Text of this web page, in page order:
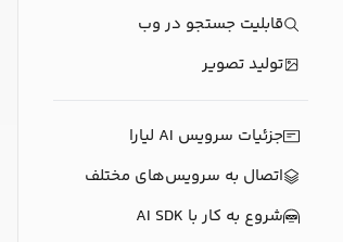
قابلیت جستجو در وب
تولید تصویر
جزئیات سرویس AI لیارا
اتصال به سرویس‌های مختلف
شروع به کار با AI SDK